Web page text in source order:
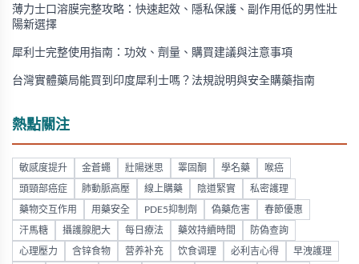
薄力士口溶膜完整攻略：快速起效、隱私保護、副作用低的男性壯
陽新選擇
犀利士完整使用指南：功效、劑量、購買建議與注意事項
台灣實體藥局能買到印度犀利士嗎？法規說明與安全購藥指南
熱點關注
敏感度提升 金蒼蠅 壯陽迷思 睪固酮 學名藥 喉癌
頭頸部癌症 肺動脈高壓 線上購藥 陰道緊實 私密護理
藥物交互作用 用藥安全 PDE5抑制劑 偽藥危害 春節優惠
汗馬糖 攝護腺肥大 每日療法 藥效持續時間 防偽查詢
心理壓力 含锌食物 营养补充 饮食调理 必利吉心得 早洩護理